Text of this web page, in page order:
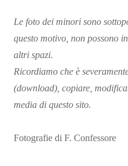
Le foto dei minori sono
questo motivo, non possono
altri spazi.
Ricordiamo che è
(download), copiare,
media di questo sito.
Fotografie di F. Confessore